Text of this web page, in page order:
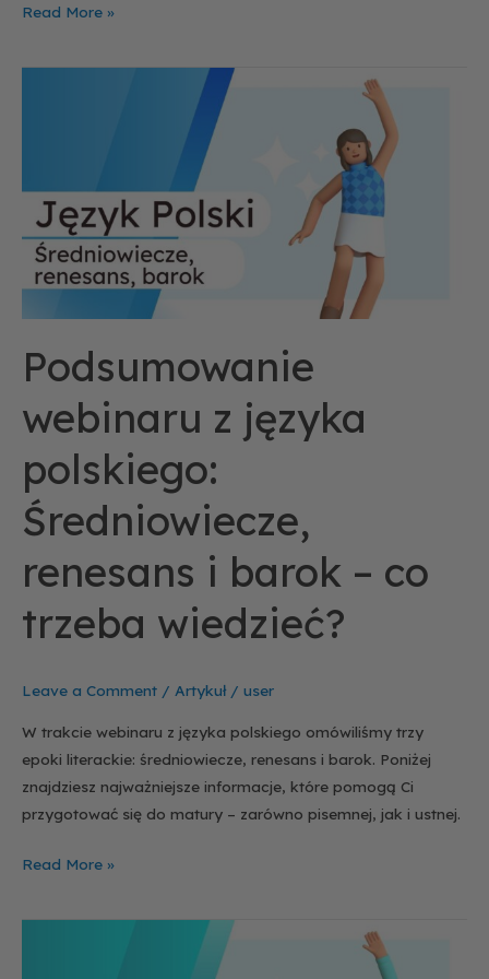
Read More »
Podsumowanie
webinaru z języka
polskiego:
Średniowiecze,
renesans i barok – co
trzeba wiedzieć?
Leave a Comment / Artykuł/ user
W trakcie webinaru z języka polskiego omówiliśmy trzy
epoki literackie: średniowiecze, renesans i barok. Poniżej
znajdziesz najważniejsze informacje, które pomogą Ci
przygotować się do matury – zarówno pisemnej, jak i ustnej.
polskiego:
Średniowiecze,
renesans
co
trzeba
wiedzieć?
Read More »